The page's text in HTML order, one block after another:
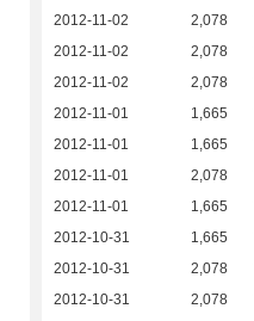
2012-11-02
2,078
2012-11-02
2,078
2012-11-02
2,078
2012-11-01
1,665
2012-11-01
1,665
2012-11-01
2,078
2012-11-01
1,665
2012-10-31
1,665
2012-10-31
2,078
2012-10-31
2,078